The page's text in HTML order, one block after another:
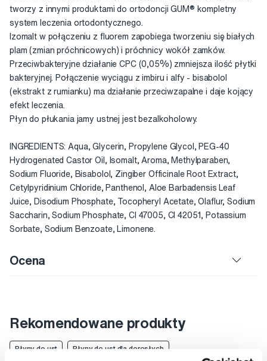
tworzy z innymi produktami do ortodoncji GUM® kompletny
system leczenia ortodontycznego.
Izomalt w połączeniu z fluorem zapobiega tworzeniu się białych
plam (zmian próchnicowych) i próchnicy wokół zamków.
Przeciwbakteryjne działanie CPC (0,05%) zmniejsza ilość płytki
bakteryjnej. Połączenie wyciągu z imbiru i alfy - bisabolol
(ekstrakt z rumianku) ma działanie przeciwzapalne i daje kojący
efekt leczenia.
Płyn do płukania jamy ustnej jest bezalkoholowy.
INGREDIENTS: Aqua, Glycerin, Propylene Glycol, PEG-40
Hydrogenated Castor Oil, Isomalt, Aroma, Methylparaben,
Sodium Fluoride, Bisabolol, Zingiber Officinale Root Extract,
Cetylpyridinium Chloride, Panthenol, Aloe Barbadensis Leaf
Juice, Disodium Phosphate, Tocopheryl Acetate, Olaflur, Sodium
Saccharin, Sodium Phosphate, CI 47005, CI 42051, Potassium
Sorbate, Sodium Benzoate, Limonene.
Ocena
Rekomendowane produkty
Płyny do ust Płyny do ust dla dorosłych